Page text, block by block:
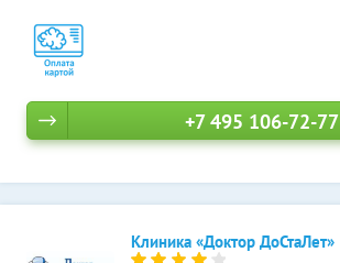
+7 495 106-72-77
Клиника «Доктор ДоСтаЛет»